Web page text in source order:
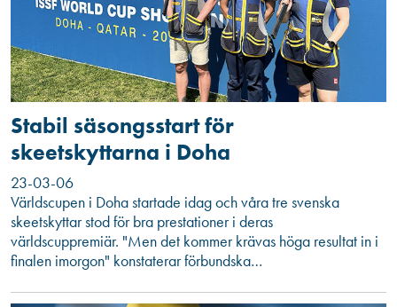
Stabil säsongsstart för
skeetskyttarna i Doha
23-03-06
Världscupen i Doha startade idag och våra tre svenska
skeetskyttar stod för bra prestationer i deras
världscuppremiär. "Men det kommer krävas höga resultat in i
finalen imorgon" konstaterar förbundska…